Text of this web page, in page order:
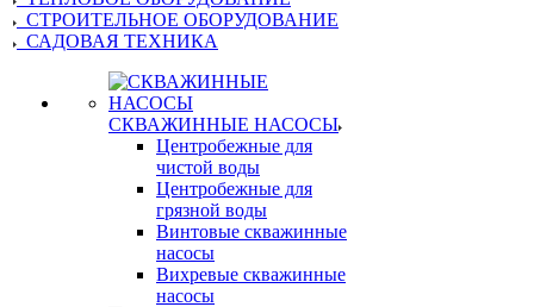
СТРОИТЕЛЬНОЕ ОБОРУДОВАНИЕ
САДОВАЯ ТЕХНИКА
СКВАЖИННЫЕ НАСОСЫ
Центробежные для
чистой воды
Центробежные для
грязной воды
Винтовые скважинные
насосы
Вихревые скважинные
насосы